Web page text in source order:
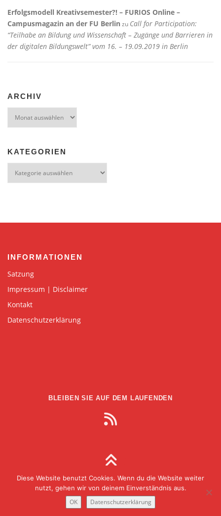
Erfolgsmodell Kreativsemester?! – FURIOS Online –
Campusmagazin an der FU Berlin zu Call for Participation:
“Teilhabe an Bildung und Wissenschaft – Zugänge und Barrieren in
der digitalen Bildungswelt” vom 16. – 19.09.2019 in Berlin
ARCHIV
KATEGORIEN
INFORMATIONEN
Satzung
Impressum | Disclaimer
Kontakt
Datenschutzerklärung
BLEIBEN SIE AUF DEM LAUFENDEN
Copyright © 2026 Gesellschaft für Medien in der
Wissenschaft–OnePresstheme by FameThemes
Diese Website benutzt Cookies. Wenn du die Website weiter
nutzt, gehen wir von deinem Einverständnis aus.
OK Datenschutzerklärung